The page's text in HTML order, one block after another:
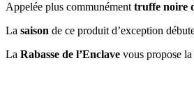
Appelée plus communément truffe noire
La saison de ce produit d’exception
La Rabasse de l’Enclave vous propose